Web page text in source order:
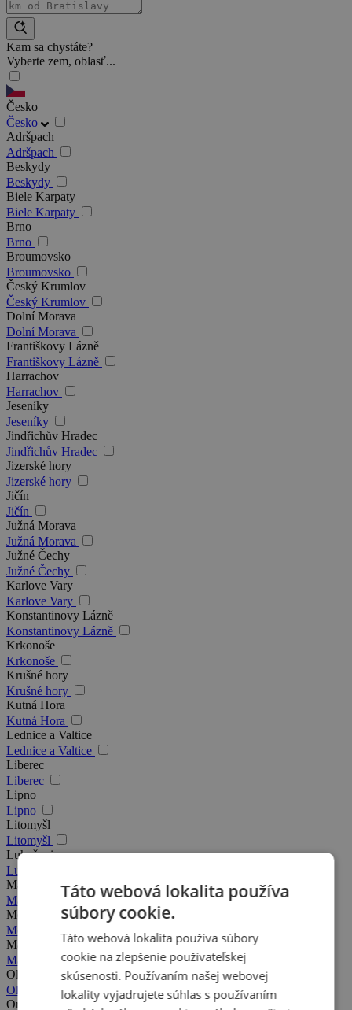
Kam sa chystáte?
Vyberte zem, oblasť...
Česko
Česko
Adršpach
Adršpach
Beskydy
Beskydy
Biele Karpaty
Biele Karpaty
Brno
Brno
Broumovsko
Broumovsko
Český Krumlov
Český Krumlov
Dolní Morava
Dolní Morava
Františkovy Lázně
Františkovy Lázně
Harrachov
Harrachov
Jeseníky
Jeseníky
Jindřichův Hradec
Jindřichův Hradec
Jizerské hory
Jizerské hory
Jičín
Jičín
Južná Morava
Južná Morava
Južné Čechy
Južné Čechy
Karlove Vary
Karlove Vary
Konstantinovy Lázně
Konstantinovy Lázně
Krkonoše
Krkonoše
Krušné hory
Krušné hory
Kutná Hora
Kutná Hora
Lednice a Valtice
Lednice a Valtice
Liberec
Liberec
Lipno
Lipno
Litomyšl
Litomyšl
Luhačovice
Luhačovice
Mariánské Lázně
Mariánské Lázně
Moravský kras
Moravský kras
Máchovo jazero
Máchovo jazero
Olomouc
Olomouc
Orlické hory
Táto webová lokalita používa
súbory cookie.
Táto webová lokalita používa súbory
cookie na zlepšenie používateľskej
skúsenosti. Používaním našej webovej
lokality vyjadrujete súhlas s používaním